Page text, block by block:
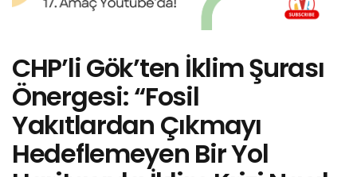
CHP’li Gök’ten İklim Şurası
Önergesi: “Fosil
Yakıtlardan Çıkmayı
Hedeflemeyen Bir Yol